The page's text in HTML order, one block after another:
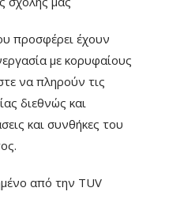
προσφέρει έχουν
με κορυφαίους
να πληρούν τις
διεθνώς και
και συνθήκες του
από την TUV